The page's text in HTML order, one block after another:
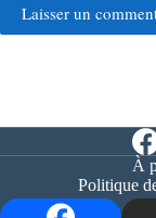
Laisser un
À
Politique